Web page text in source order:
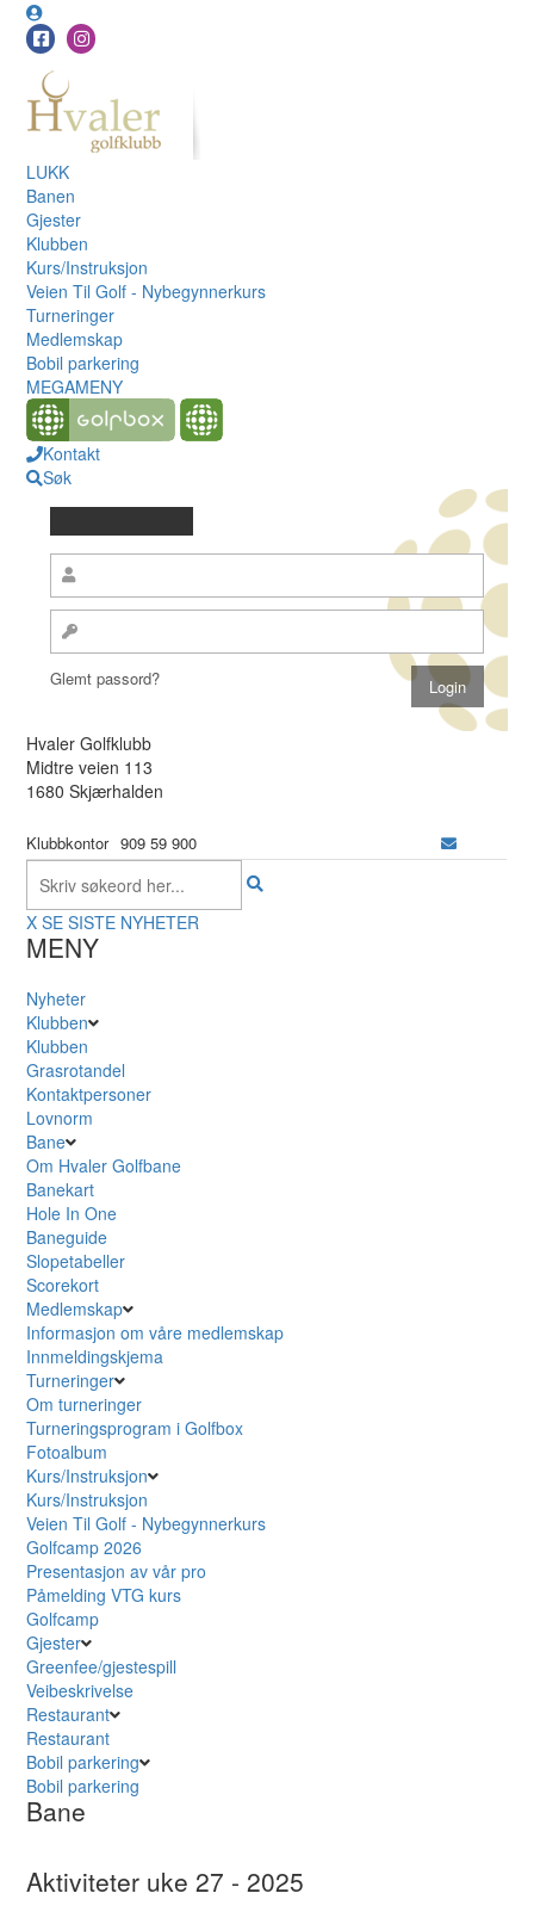
LUKK
Banen
Gjester
Klubben
Kurs/Instruksjon
Veien Til Golf - Nybegynnerkurs
Turneringer
Medlemskap
Bobil parkering
MEGAMENY
Kontakt
Søk
Glemt passord?
Hvaler Golfklubb
Midtre veien 113
1680 Skjærhalden
Klubbkontor 909 59 900
X SE SISTE NYHETER
MENY
Nyheter
Klubben
Klubben
Grasrotandel
Kontaktpersoner
Lovnorm
Bane
Om Hvaler Golfbane
Banekart
Hole In One
Baneguide
Slopetabeller
Scorekort
Medlemskap
Informasjon om våre medlemskap
Innmeldingskjema
Turneringer
Om turneringer
Turneringsprogram i Golfbox
Fotoalbum
Kurs/Instruksjon
Kurs/Instruksjon
Veien Til Golf - Nybegynnerkurs
Golfcamp 2026
Presentasjon av vår pro
Påmelding VTG kurs
Golfcamp
Gjester
Greenfee/gjestespill
Veibeskrivelse
Restaurant
Restaurant
Bobil parkering
Bobil parkering
Bane
Aktiviteter uke 27 - 2025